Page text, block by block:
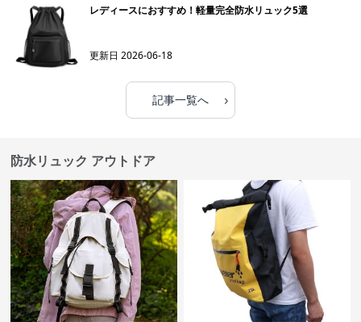
レディースにおすすめ！軽量完全防水リュック5選
更新日2026-06-18
記事一覧へ ›
防水リュック アウトドア